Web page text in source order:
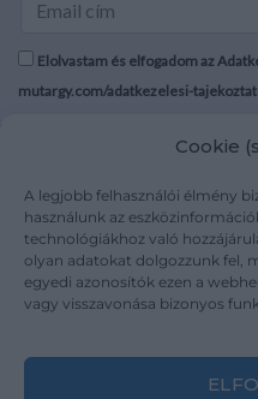
Cookie
A legjobb felhasználói élmény
használunk az
technológiákhoz való
olyan adatokat dolgozzunk fel,
egyedi azonosítók ezen a
vagy visszavonása bizonyos
Elolvastam és elfogadom az
mutargy.com/adatkezelesi-
Karrier
Kapcsolat